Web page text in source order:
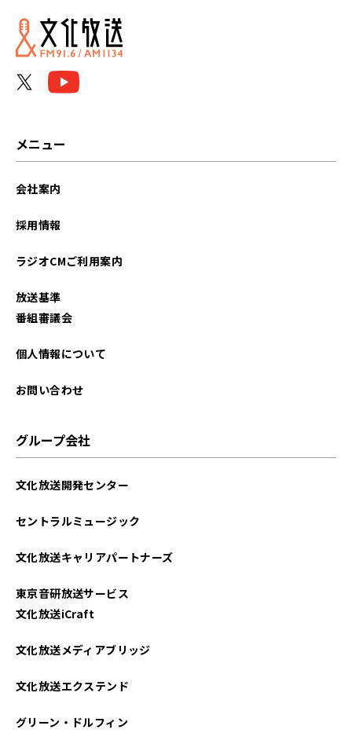
2026年06月
2025年09月
2025年06月
2025年01月
2024年12月
2024年11月
メニュー
会社案内
採用情報
ラジオCMご利用案内
放送基準
番組審議会
個人情報について
お問い合わせ
グループ会社
文化放送開発センター
セントラルミュージック
文化放送キャリアパートナーズ
東京音研放送サービス
文化放送iCraft
文化放送メディアブリッジ
文化放送エクステンド
グリーン・ドルフィン